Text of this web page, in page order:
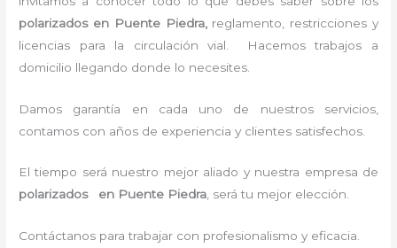
polarizados en Puente Piedra, reglamento, restricciones y
licencias para la circulación vial. Hacemos trabajos a
domicilio llegando donde lo necesites.
Damos garantía en cada uno de nuestros servicios,
contamos con años de experiencia y clientes satisfechos.
El tiempo será nuestro mejor aliado y nuestra empresa de
polarizados en Puente Piedra, será tu mejor elección.
Contáctanos para trabajar con profesionalismo y eficacia.